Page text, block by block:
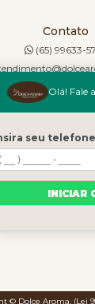
Contato
(65) 99633-
Endereço
1730 -
© Dolce Aroma. (Lei
Olá! Fale
seu telefone
INICIAR